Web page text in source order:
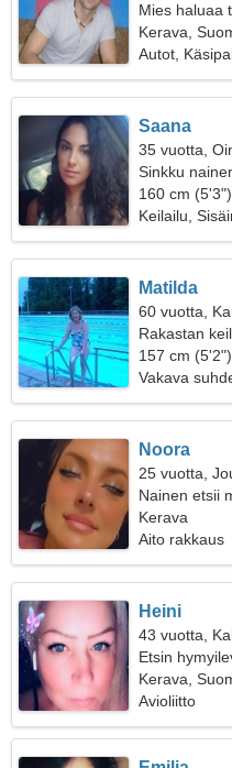
Mies haluaa
Kerava,
Autot,
Saana
35 vuotta,
Sinkku
160 cm
Keilailu,
Matilda
60 vuotta,
Rakastan
157 cm
Vakava
Noora
25 vuotta,
Nainen etsii
Kerava
Aito rakkaus
Heini
43 vuotta,
Etsin
Kerava,
Avioliitto